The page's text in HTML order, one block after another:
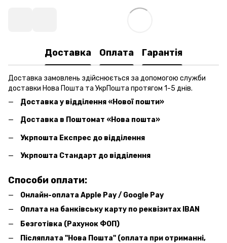
Доставка Оплата Гарантія
Доставка замовлень здійснюється за допомогою служби
доставки Нова Пошта та УкрПошта протягом 1-5 днів.
Доставка у відділення «Нової пошти»
Доставка в Поштомат «Нова пошта»
Укрпошта Експрес до відділення
Укрпошта Стандарт до відділення
Способи оплати:
Онлайн-оплата Apple Pay / Google Pay
Оплата на банківську карту по реквізитах IBAN
Безготівка (Рахунок ФОП)
Післяплата ''Нова Пошта'' (оплата при отриманні,